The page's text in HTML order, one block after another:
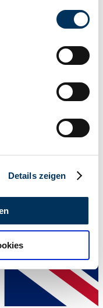
Lage
identifizieren
Daten
zu Ihrer
Partner für
weiter. Unsere
mit
bereitgestellt
der Dienste
Details zeigen